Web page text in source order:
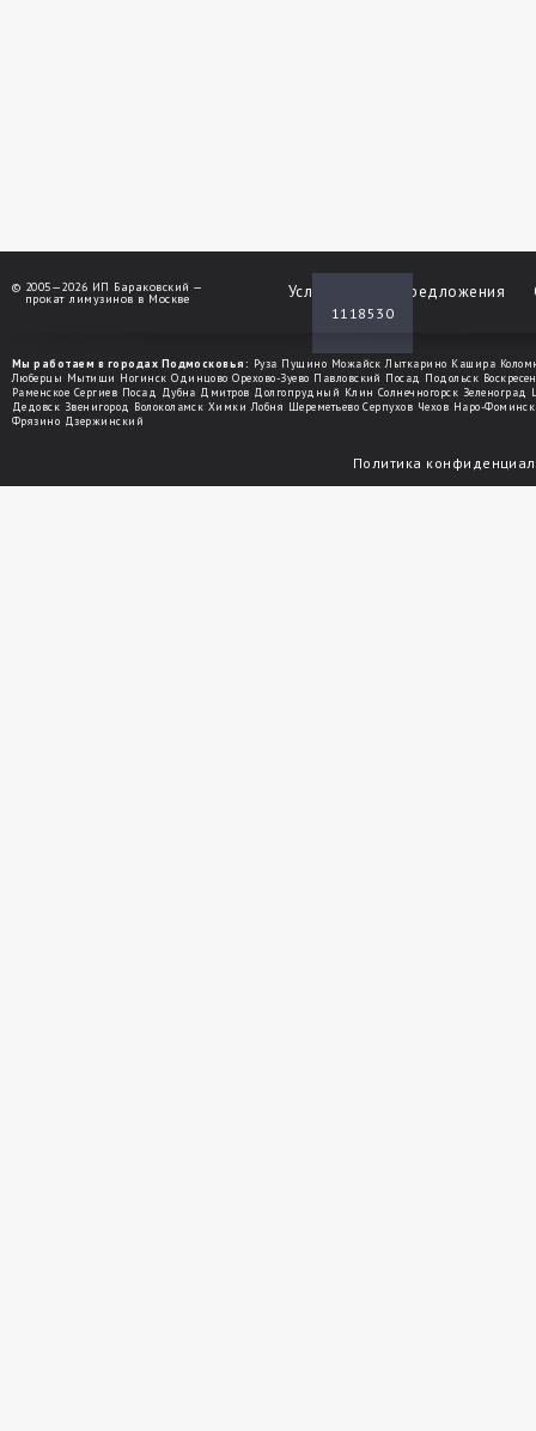
Услуги Спецпредложения
1118530
© 2005—2026 ИП Бараковский —
прокат лимузинов в Москве
Мы работаем в городах Подмосковья: Руза Пущино Можайск Лыткарино Кашира
Люберцы Мытищи Ногинск Одинцово Орехово-Зуево Павловский Посад Подольск
Раменское Сергиев Посад Дубна Дмитров Долгопрудный Клин Солнечногорск Зеленоград
Дедовск Звенигород Волоколамск Химки Лобня Шереметьево Серпухов Чехов Наро-Фоминск
Фрязино Дзержинский
Политика